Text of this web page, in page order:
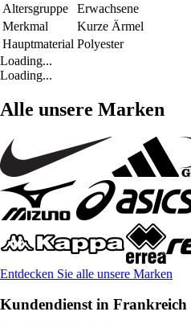
Altersgruppe
Erwachsene
Merkmal
Kurze Ärmel
Hauptmaterial Polyester
Loading...
Loading...
Alle unsere Marken
Entdecken Sie alle unsere Marken
Kundendienst in Frankreich